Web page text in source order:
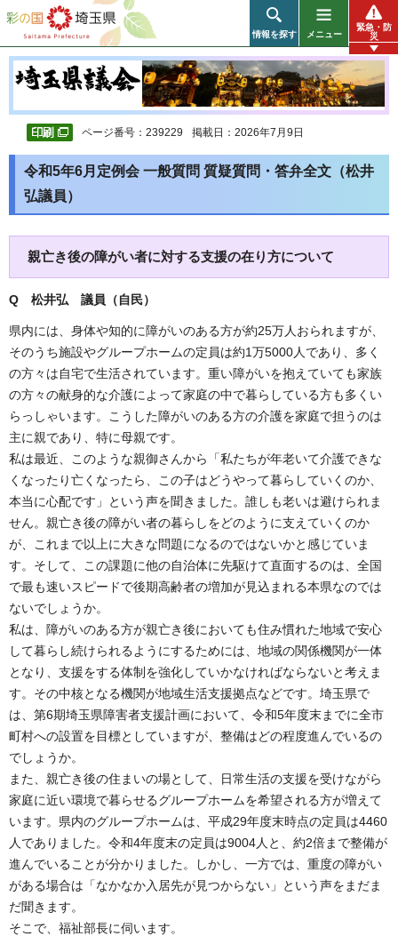
彩の国 埼玉県
情報を探す メニュー
緊急・防
災
ページ番号：239229 掲載日：2026年7月9日
令和5年6月定例会 一般質問 質疑質問・答弁全文（松井
弘議員）
親亡き後の障がい者に対する支援の在り方について
Q 松井弘 議員（自民）
県内には、身体や知的に障がいのある方が約25万人おられますが、
そのうち施設やグループホームの定員は約1万5000人であり、多く
の方々は自宅で生活されています。重い障がいを抱えていても家族
の方々の献身的な介護によって家庭の中で暮らしている方も多くい
らっしゃいます。こうした障がいのある方の介護を家庭で担うのは
主に親であり、特に母親です。
私は最近、このような親御さんから「私たちが年老いて介護できな
くなったり亡くなったら、この子はどうやって暮らしていくのか、
本当に心配です」という声を聞きました。誰しも老いは避けられま
せん。親亡き後の障がい者の暮らしをどのように支えていくのか
が、これまで以上に大きな問題になるのではないかと感じていま
す。そして、この課題に他の自治体に先駆けて直面するのは、全国
で最も速いスピードで後期高齢者の増加が見込まれる本県なのでは
ないでしょうか。
私は、障がいのある方が親亡き後においても住み慣れた地域で安心
して暮らし続けられるようにするためには、地域の関係機関が一体
となり、支援をする体制を強化していかなければならないと考えま
す。その中核となる機関が地域生活支援拠点などです。埼玉県で
は、第6期埼玉県障害者支援計画において、令和5年度末までに全市
町村への設置を目標としていますが、整備はどの程度進んでいるの
でしょうか。
また、親亡き後の住まいの場として、日常生活の支援を受けながら
家庭に近い環境で暮らせるグループホームを希望される方が増えて
います。県内のグループホームは、平成29年度末時点の定員は4460
人でありました。令和4年度末の定員は9004人と、約2倍まで整備が
進んでいることが分かりました。しかし、一方では、重度の障がい
がある場合は「なかなか入居先が見つからない」という声をまだま
だ聞きます。
そこで、福祉部長に伺います。